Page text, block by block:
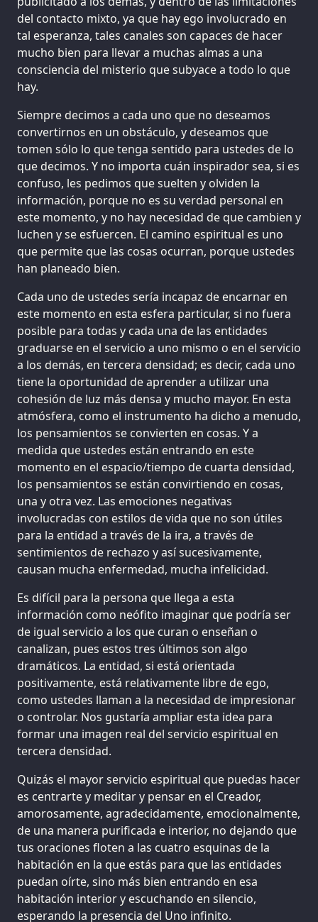
del contacto mixto, ya que hay ego involucrado en
tal esperanza, tales canales son capaces de hacer
mucho bien para llevar a muchas almas a una
consciencia del misterio que subyace a todo lo que
hay.
Siempre decimos a cada uno que no deseamos
convertirnos en un obstáculo, y deseamos que
tomen sólo lo que tenga sentido para ustedes de lo
que decimos. Y no importa cuán inspirador sea, si es
confuso, les pedimos que suelten y olviden la
información, porque no es su verdad personal en
este momento, y no hay necesidad de que cambien y
luchen y se esfuercen. El camino espiritual es uno
que permite que las cosas ocurran, porque ustedes
han planeado bien.
Cada uno de ustedes sería incapaz de encarnar en
este momento en esta esfera particular, si no fuera
posible para todas y cada una de las entidades
graduarse en el servicio a uno mismo o en el servicio
a los demás, en tercera densidad; es decir, cada uno
tiene la oportunidad de aprender a utilizar una
cohesión de luz más densa y mucho mayor. En esta
atmósfera, como el instrumento ha dicho a menudo,
los pensamientos se convierten en cosas. Y a
medida que ustedes están entrando en este
momento en el espacio/tiempo de cuarta densidad,
los pensamientos se están convirtiendo en cosas,
una y otra vez. Las emociones negativas
involucradas con estilos de vida que no son útiles
para la entidad a través de la ira, a través de
sentimientos de rechazo y así sucesivamente,
causan mucha enfermedad, mucha infelicidad.
Es difícil para la persona que llega a esta
información como neófito imaginar que podría ser
de igual servicio a los que curan o enseñan o
canalizan, pues estos tres últimos son algo
dramáticos. La entidad, si está orientada
positivamente, está relativamente libre de ego,
como ustedes llaman a la necesidad de impresionar
o controlar. Nos gustaría ampliar esta idea para
formar una imagen real del servicio espiritual en
tercera densidad.
Quizás el mayor servicio espiritual que puedas hacer
es centrarte y meditar y pensar en el Creador,
amorosamente, agradecidamente, emocionalmente,
de una manera purificada e interior, no dejando que
tus oraciones floten a las cuatro esquinas de la
habitación en la que estás para que las entidades
puedan oírte, sino más bien entrando en esa
habitación interior y escuchando en silencio,
esperando la presencia del Uno infinito.